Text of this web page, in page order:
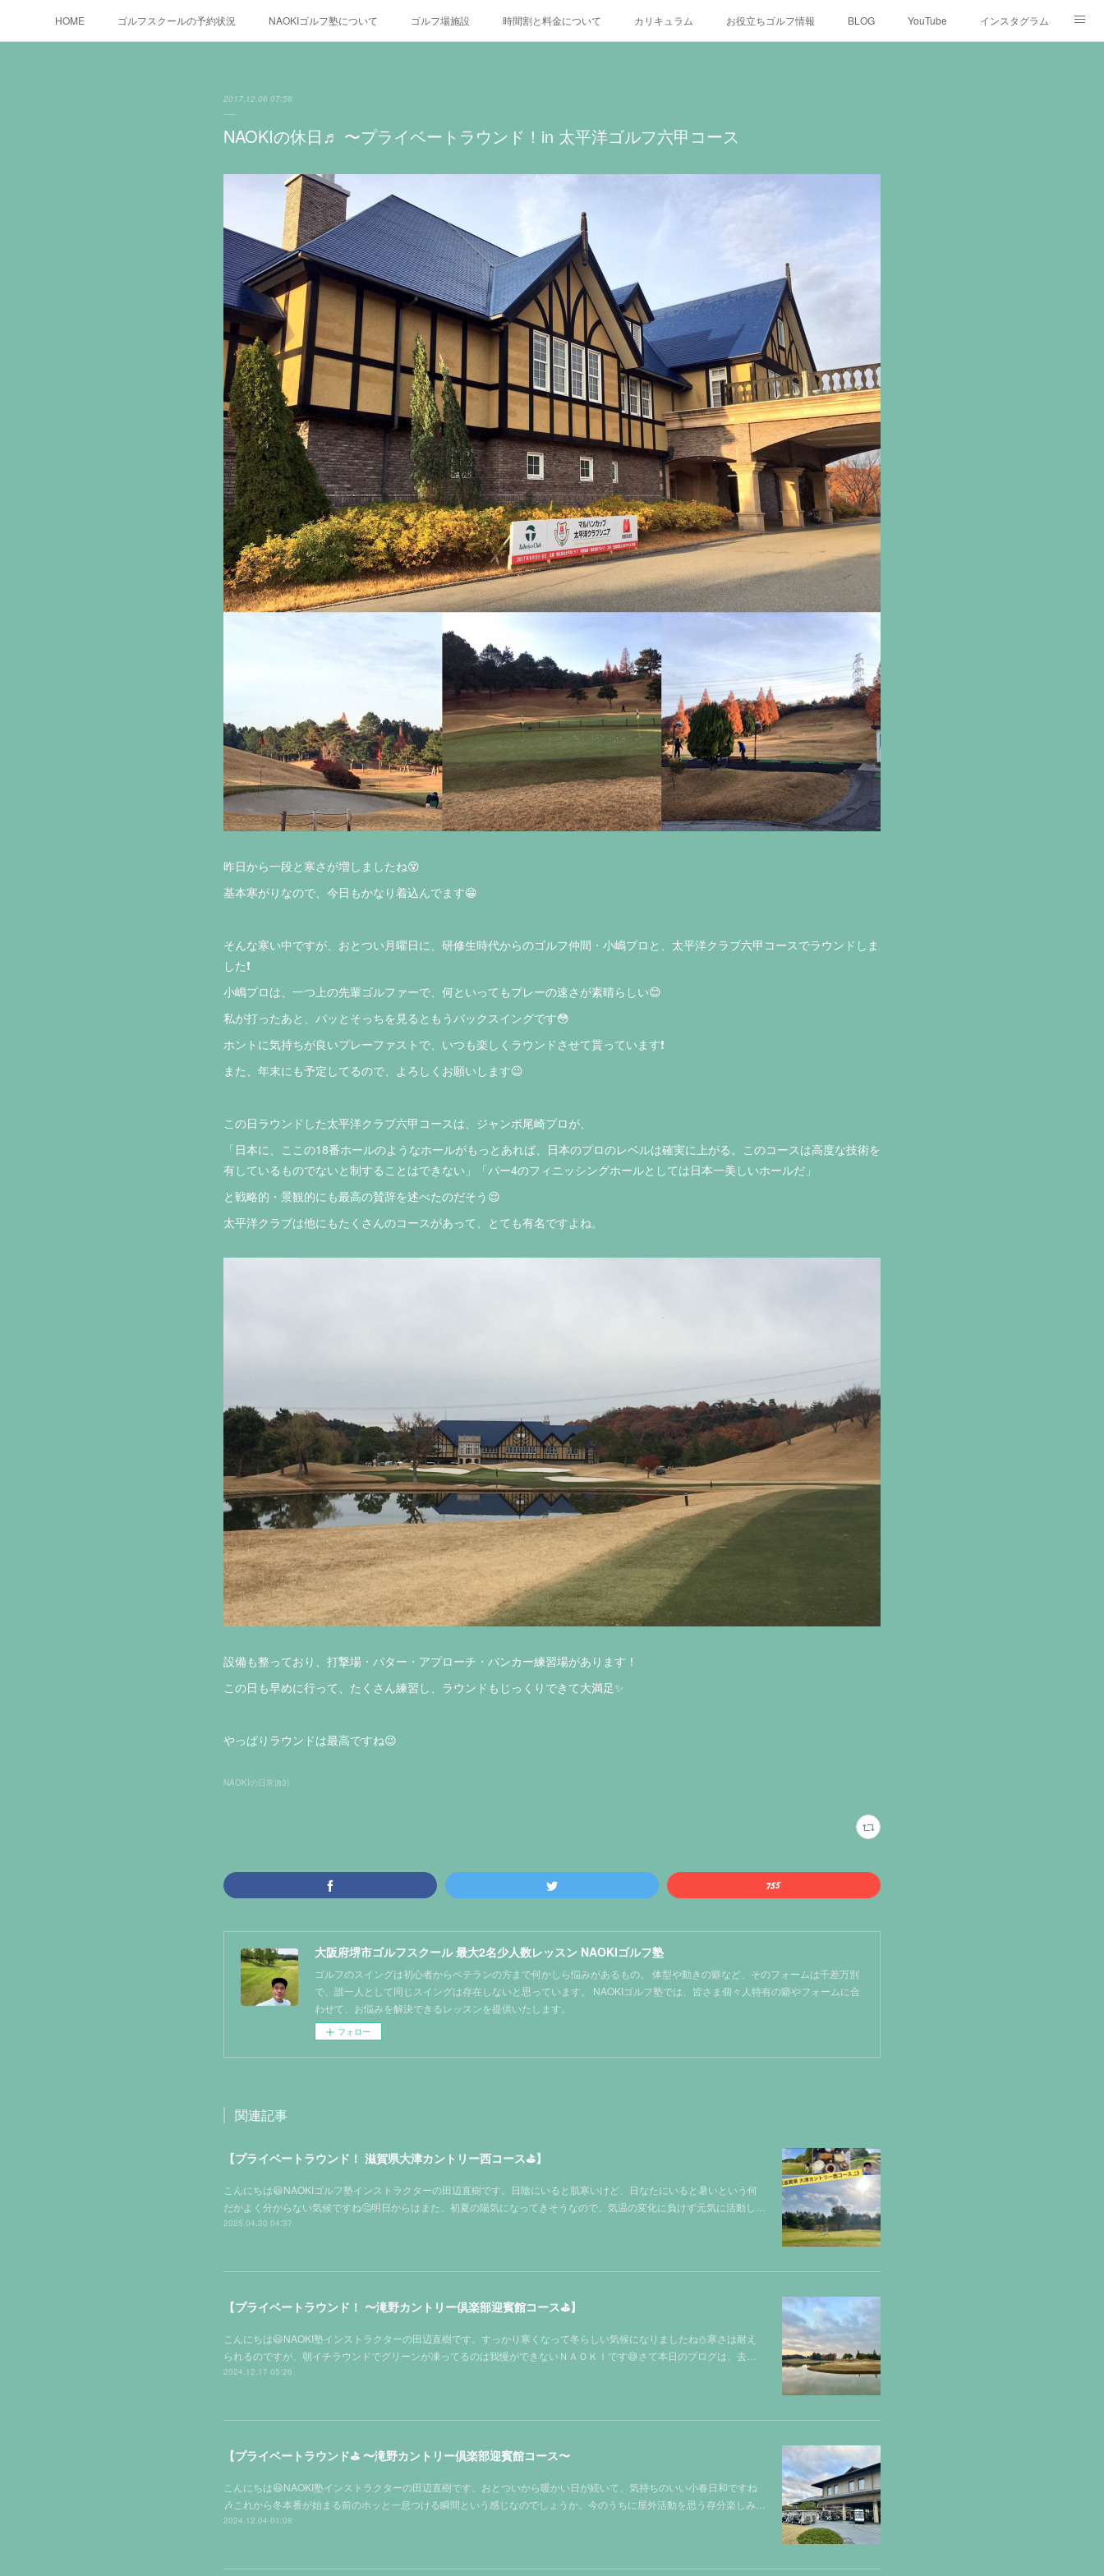
HOME ゴルフスクールの予約状況 NAOKIゴルフ塾について ゴルフ場施設 時間割と料金について カリキュラム お役立ちゴルフ情報 BLOG YouTube インスタグラム
2017.12.06 07:56
NAOKIの休日♬ 〜プライベートラウンド！in 太平洋ゴルフ六甲コース
昨日から一段と寒さが増しましたね😵
基本寒がりなので、今日もかなり着込んでます😁
そんな寒い中ですが、おとつい月曜日に、研修生時代からのゴルフ仲間・小嶋プロと、太平洋クラブ六甲コースでラウンドしま
した❗️
小嶋プロは、一つ上の先輩ゴルファーで、何といってもプレーの速さが素晴らしい😊
私が打ったあと、パッとそっちを見るともうバックスイングです😳
ホントに気持ちが良いプレーファストで、いつも楽しくラウンドさせて貰っています❗️
また、年末にも予定してるので、よろしくお願いします😉
この日ラウンドした太平洋クラブ六甲コースは、ジャンボ尾崎プロが、
「日本に、ここの18番ホールのようなホールがもっとあれば、日本のプロのレベルは確実に上がる。このコースは高度な技術を
有しているものでないと制することはできない」「パー4のフィニッシングホールとしては日本一美しいホールだ」
と戦略的・景観的にも最高の賛辞を述べたのだそう😌
太平洋クラブは他にもたくさんのコースがあって、とても有名ですよね。
設備も整っており、打撃場・パター・アプローチ・バンカー練習場があります！
この日も早めに行って、たくさん練習し、ラウンドもじっくりできて大満足✨
やっぱりラウンドは最高ですね😉
NAOKIの日常(83)
大阪府堺市ゴルフスクール 最大2名少人数レッスン NAOKIゴルフ塾
ゴルフのスイングは初心者からベテランの方まで何かしら悩みがあるもの。 体型や動きの癖など、そのフォームは千差万別
で、誰一人として同じスイングは存在しないと思っています。 NAOKIゴルフ塾では、皆さま個々人特有の癖やフォームに合
わせて、お悩みを解決できるレッスンを提供いたします。
フォロー
関連記事
【プライベートラウンド！ 滋賀県大津カントリー西コース⛳️】
こんにちは😃NAOKIゴルフ塾インストラクターの田辺直樹です。日陰にいると肌寒いけど、日なたにいると暑いという何
だかよく分からない気候ですね🤔明日からはまた、初夏の陽気になってきそうなので、気温の変化に負けず元気に活動し…
2025.04.30 04:37
【プライベートラウンド！ 〜滝野カントリー倶楽部迎賓館コース⛳️】
こんにちは😃NAOKI塾インストラクターの田辺直樹です。すっかり寒くなって冬らしい気候になりましたね⛄寒さは耐え
られるのですが、朝イチラウンドでグリーンが凍ってるのは我慢ができないＮＡＯＫＩです😅さて本日のブログは、去…
2024.12.17 05:26
【プライベートラウンド⛳️ 〜滝野カントリー倶楽部迎賓館コース〜
こんにちは😃NAOKI塾インストラクターの田辺直樹です。おとついから暖かい日が続いて、気持ちのいい小春日和ですね
🎶これから冬本番が始まる前のホッと一息つける瞬間という感じなのでしょうか。今のうちに屋外活動を思う存分楽しみ…
2024.12.04 01:08